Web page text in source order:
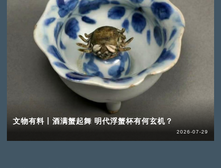
文物有料丨酒满蟹起舞 明代浮蟹杯有何玄机？
2026-07-29